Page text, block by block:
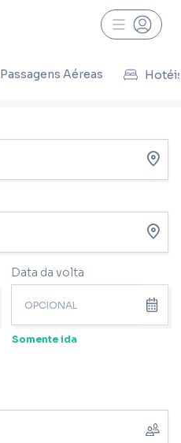
Passagens Aéreas
Data da volta
Somente ida